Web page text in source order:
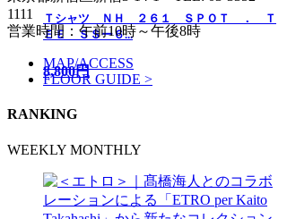
Ｔシャツ ＮＨ ２６１ ＳＰＯＴ ． Ｔ
ＥＥ ＳＳー６...
8,800円
1111
営業時間：午前10時～午後8時
MAP/ACCESS
FLOOR GUIDE >
RANKING
WEEKLY MONTHLY